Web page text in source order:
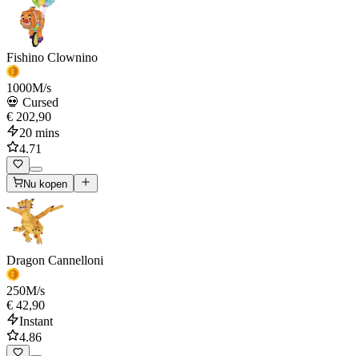
Fishino Clownino
1000M/s
💀 Cursed
€ 202,90
20 mins
4.71
Nu kopen
Dragon Cannelloni
250M/s
€ 42,90
Instant
4.86